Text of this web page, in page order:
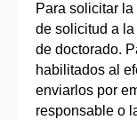
Para solicitar
de solicitud a
de doctorado.
habilitados al
enviarlos por
responsable o